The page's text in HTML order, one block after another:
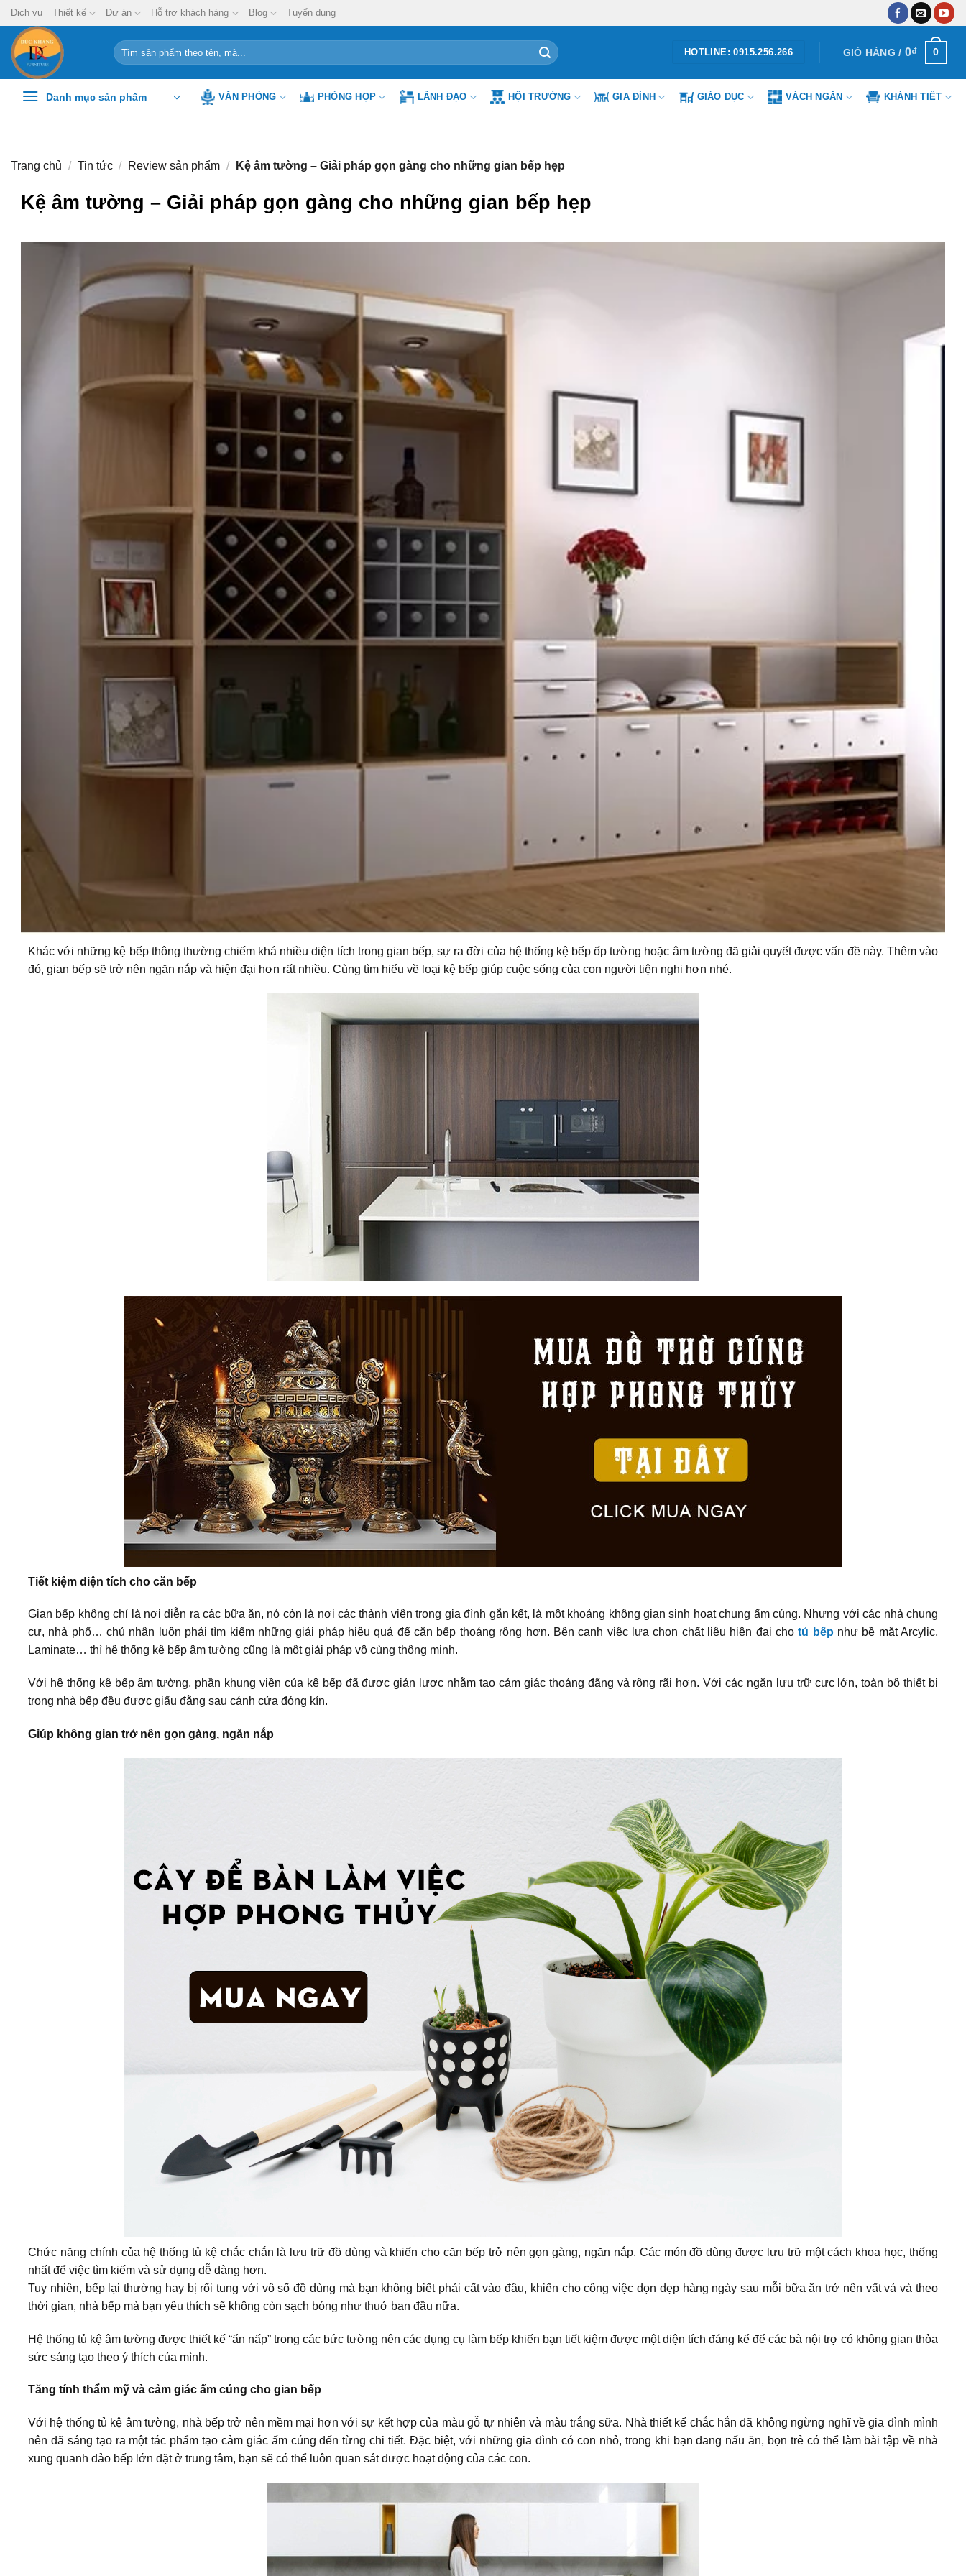
Chuyển
đến
nội
dung
Dịch vụ Thiết kế Dự án Hỗ trợ khách hàng Blog Tuyển dụng
Tìm
kiếm:
HOTLINE: 0915.256.266 GIỎ HÀNG / 0₫ 0
Danh mục sản phẩm VĂN PHÒNG PHÒNG HỌP LÃNH ĐẠO HỘI TRƯỜNG GIA ĐÌNH GIÁO DỤC VÁCH NGĂN KHÁNH TIẾT
Trang chủ / Tin tức / Review sản phẩm / Kệ âm tường – Giải pháp gọn gàng cho những gian bếp hẹp
Kệ âm tường – Giải pháp gọn gàng cho những gian bếp hẹp
Khác với những kệ bếp thông thường chiếm khá nhiều diện tích trong gian bếp, sự ra đời của hệ thống kệ bếp ốp tường hoặc âm tường đã giải quyết được vấn đề này. Thêm vào
đó, gian bếp sẽ trở nên ngăn nắp và hiện đại hơn rất nhiều. Cùng tìm hiểu về loại kệ bếp giúp cuộc sống của con người tiện nghi hơn nhé.
Tiết kiệm diện tích cho căn bếp
Gian bếp không chỉ là nơi diễn ra các bữa ăn, nó còn là nơi các thành viên trong gia đình gắn kết, là một khoảng không gian sinh hoạt chung ấm cúng. Nhưng với các nhà chung
cư, nhà phố… chủ nhân luôn phải tìm kiếm những giải pháp hiệu quả để căn bếp thoáng rộng hơn. Bên cạnh việc lựa chọn chất liệu hiện đại chotủ bếp như bề mặt Arcylic,
Laminate… thì hệ thống kệ bếp âm tường cũng là một giải pháp vô cùng thông minh.
Với hệ thống kệ bếp âm tường, phần khung viền của kệ bếp đã được giản lược nhằm tạo cảm giác thoáng đãng và rộng rãi hơn. Với các ngăn lưu trữ cực lớn, toàn bộ thiết bị
trong nhà bếp đều được giấu đằng sau cánh cửa đóng kín.
Giúp không gian trở nên gọn gàng, ngăn nắp
Chức năng chính của hệ thống tủ kệ chắc chắn là lưu trữ đồ dùng và khiến cho căn bếp trở nên gọn gàng, ngăn nắp. Các món đồ dùng được lưu trữ một cách khoa học, thống
nhất để việc tìm kiếm và sử dụng dễ dàng hơn.
Tuy nhiên, bếp lại thường hay bị rối tung với vô số đồ dùng mà bạn không biết phải cất vào đâu, khiến cho công việc dọn dẹp hàng ngày sau mỗi bữa ăn trở nên vất vả và theo
thời gian, nhà bếp mà bạn yêu thích sẽ không còn sạch bóng như thuở ban đầu nữa.
Hệ thống tủ kệ âm tường được thiết kế “ẩn nấp” trong các bức tường nên các dụng cụ làm bếp khiến bạn tiết kiệm được một diện tích đáng kể để các bà nội trợ có không gian thỏa
sức sáng tạo theo ý thích của mình.
Tăng tính thẩm mỹ và cảm giác ấm cúng cho gian bếp
Với hệ thống tủ kệ âm tường, nhà bếp trở nên mềm mại hơn với sự kết hợp của màu gỗ tự nhiên và màu trắng sữa. Nhà thiết kế chắc hẳn đã không ngừng nghĩ về gia đình mình
nên đã sáng tạo ra một tác phẩm tạo cảm giác ấm cúng đến từng chi tiết. Đặc biệt, với những gia đình có con nhỏ, trong khi bạn đang nấu ăn, bọn trẻ có thể làm bài tập về nhà
xung quanh đảo bếp lớn đặt ở trung tâm, bạn sẽ có thể luôn quan sát được hoạt động của các con.